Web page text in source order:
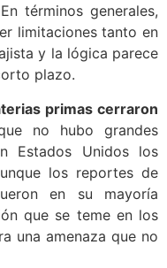
términos generales,
limitaciones tanto en
y la lógica parece
plazo.
primas cerraron
no hubo grandes
Estados Unidos los
los reportes de
en su mayoría
que se teme en los
una amenaza que no